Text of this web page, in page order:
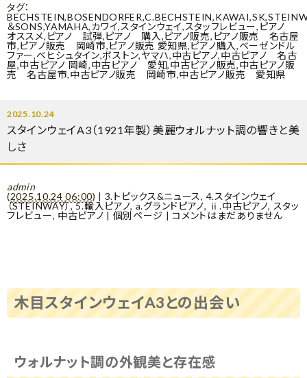
タグ：
BECHSTEIN,BOSENDORFER,C.BECHSTEIN,KAWAI,SK,
＆SONS,YAMAHA,カワイ,スタインウェイ,スタッフレビュー, ピアノ
オススメ, ピアノ 試弾,ピアノ 購入,ピアノ販売, ピアノ販売 名古屋
市,ピアノ販売 岡崎市,ピアノ販売 愛知県,ピアノ購入,ベーゼンドル
ファー,ベヒシュタイン,ボストン,ヤマハ,中古ピアノ,中古ピアノ 名古
屋,中古ピアノ 岡崎,中古ピアノ 愛知,中古ピアノ販売,中古ピアノ販
売 名古屋市,中古ピアノ販売 岡崎市,中古ピアノ販売 愛知県
2025.10.24
スタインウェイA3（1921年製）美麗ウォルナット調の響きと美
しさ
admin
(2025.10.24 06:00) | 3.トピックス&ニュース, 4.スタインウェイ
（STEINWAY）,5.輸入ピアノ, a.グランドピアノ, ⅱ.中古ピアノ, スタッ
フレビュー, 中古ピアノ | 個別ページ |コメントはまだありません
木目スタインウェイA3との出会い
ウォルナット調の外観美と存在感